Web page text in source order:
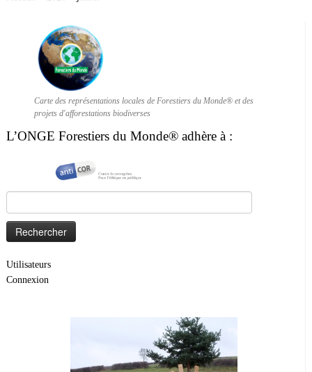
Carte des représentations locales de Forestiers du Monde® et des
projets d'afforestations biodiverses
L’ONGE Forestiers du Monde® adhère à :
Utilisateurs
Connexion